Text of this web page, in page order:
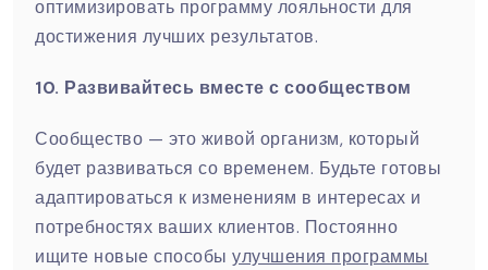
оптимизировать программу лояльности для
достижения лучших результатов.
10. Развивайтесь вместе с сообществом
Сообщество — это живой организм, который
будет развиваться со временем. Будьте готовы
адаптироваться к изменениям в интересах и
потребностях ваших клиентов. Постоянно
ищите новые способы улучшения программы